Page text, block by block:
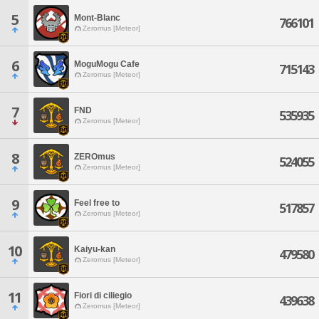
5 Mont-Blanc
Zeromus [Meteor] 766101
6 MoguMogu Cafe
Zeromus [Meteor] 715143
7 FND
Zeromus [Meteor] 535935
8 ZEROmus
Zeromus [Meteor] 524055
9 Feel free to
Zeromus [Meteor] 517857
10 Kaiyu-kan
Zeromus [Meteor] 479580
11 Fiori di ciliegio
Zeromus [Meteor] 439638